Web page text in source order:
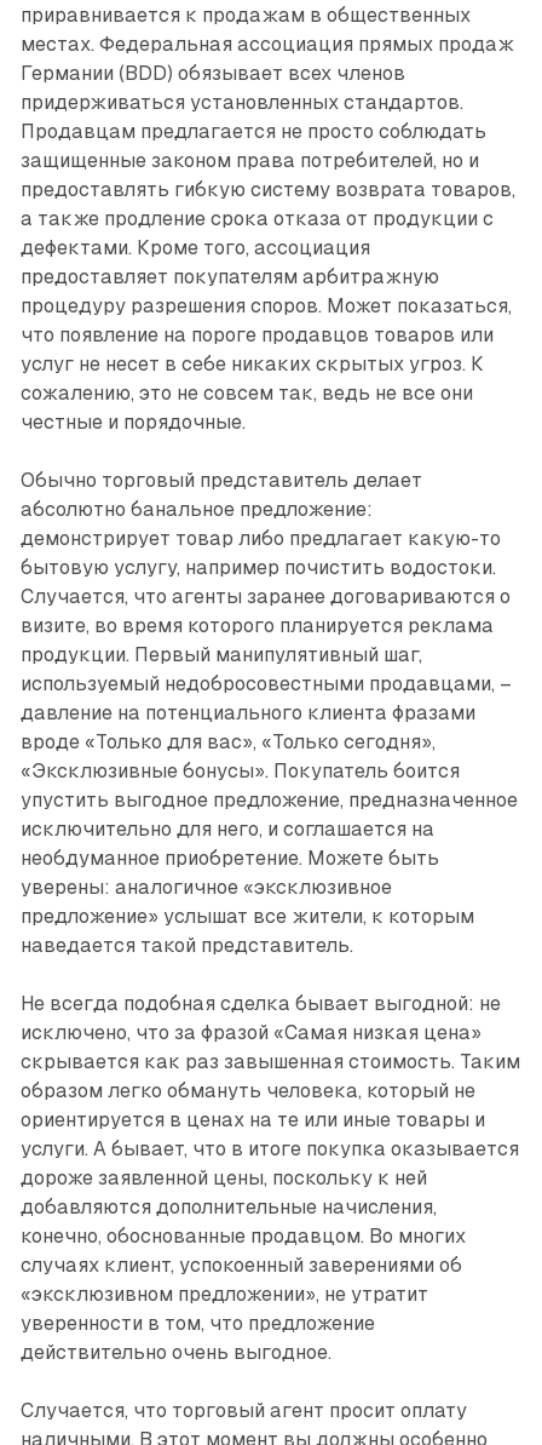
приравнивается к продажам в общественных
местах. Федеральная ассоциация прямых продаж
Германии (BDD) обязывает всех членов
придерживаться установленных стандартов.
Продавцам предлагается не просто соблюдать
защищенные законом права потребителей, но и
предоставлять гибкую систему возврата товаров,
а также продление срока отказа от продукции с
дефектами. Кроме того, ассоциация
предоставляет покупателям арбитражную
процедуру разрешения споров. Может показаться,
что появление на пороге продавцов товаров или
услуг не несет в себе никаких скрытых угроз. К
сожалению, это не совсем так, ведь не все они
честные и порядочные.
Обычно торговый представитель делает
абсолютно банальное предложение:
демонстрирует товар либо предлагает какую-то
бытовую услугу, например почистить водостоки.
Случается, что агенты заранее договариваются о
визите, во время которого планируется реклама
продукции. Первый манипулятивный шаг,
используемый недобросовестными продавцами, –
давление на потенциального клиента фразами
вроде «Только для вас», «Только сегодня»,
«Эксклюзивные бонусы». Покупатель боится
упустить выгодное предложение, предназначенное
исключительно для него, и соглашается на
необдуманное приобретение. Можете быть
уверены: аналогичное «эксклюзивное
предложение» услышат все жители, к которым
наведается такой представитель.
Не всегда подобная сделка бывает выгодной: не
исключено, что за фразой «Самая низкая цена»
скрывается как раз завышенная стоимость. Таким
образом легко обмануть человека, который не
ориентируется в ценах на те или иные товары и
услуги. А бывает, что в итоге покупка оказывается
дороже заявленной цены, поскольку к ней
добавляются дополнительные начисления,
конечно, обоснованные продавцом. Во многих
случаях клиент, успокоенный заверениями об
«эксклюзивном предложении», не утратит
уверенности в том, что предложение
действительно очень выгодное.
Случается, что торговый агент просит оплату
наличными. В этот момент вы должны особенно